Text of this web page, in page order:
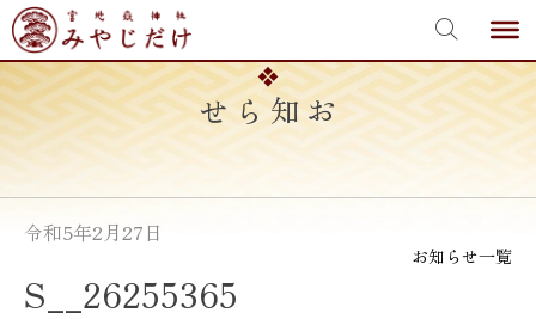
Skip
to
content
お知らせ
令和5年2月27日
お知らせ一覧
S__26255365